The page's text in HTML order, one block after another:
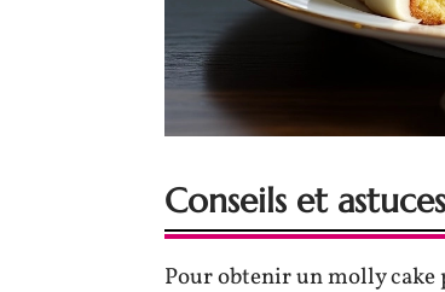
Conseils et
Pour obtenir un molly